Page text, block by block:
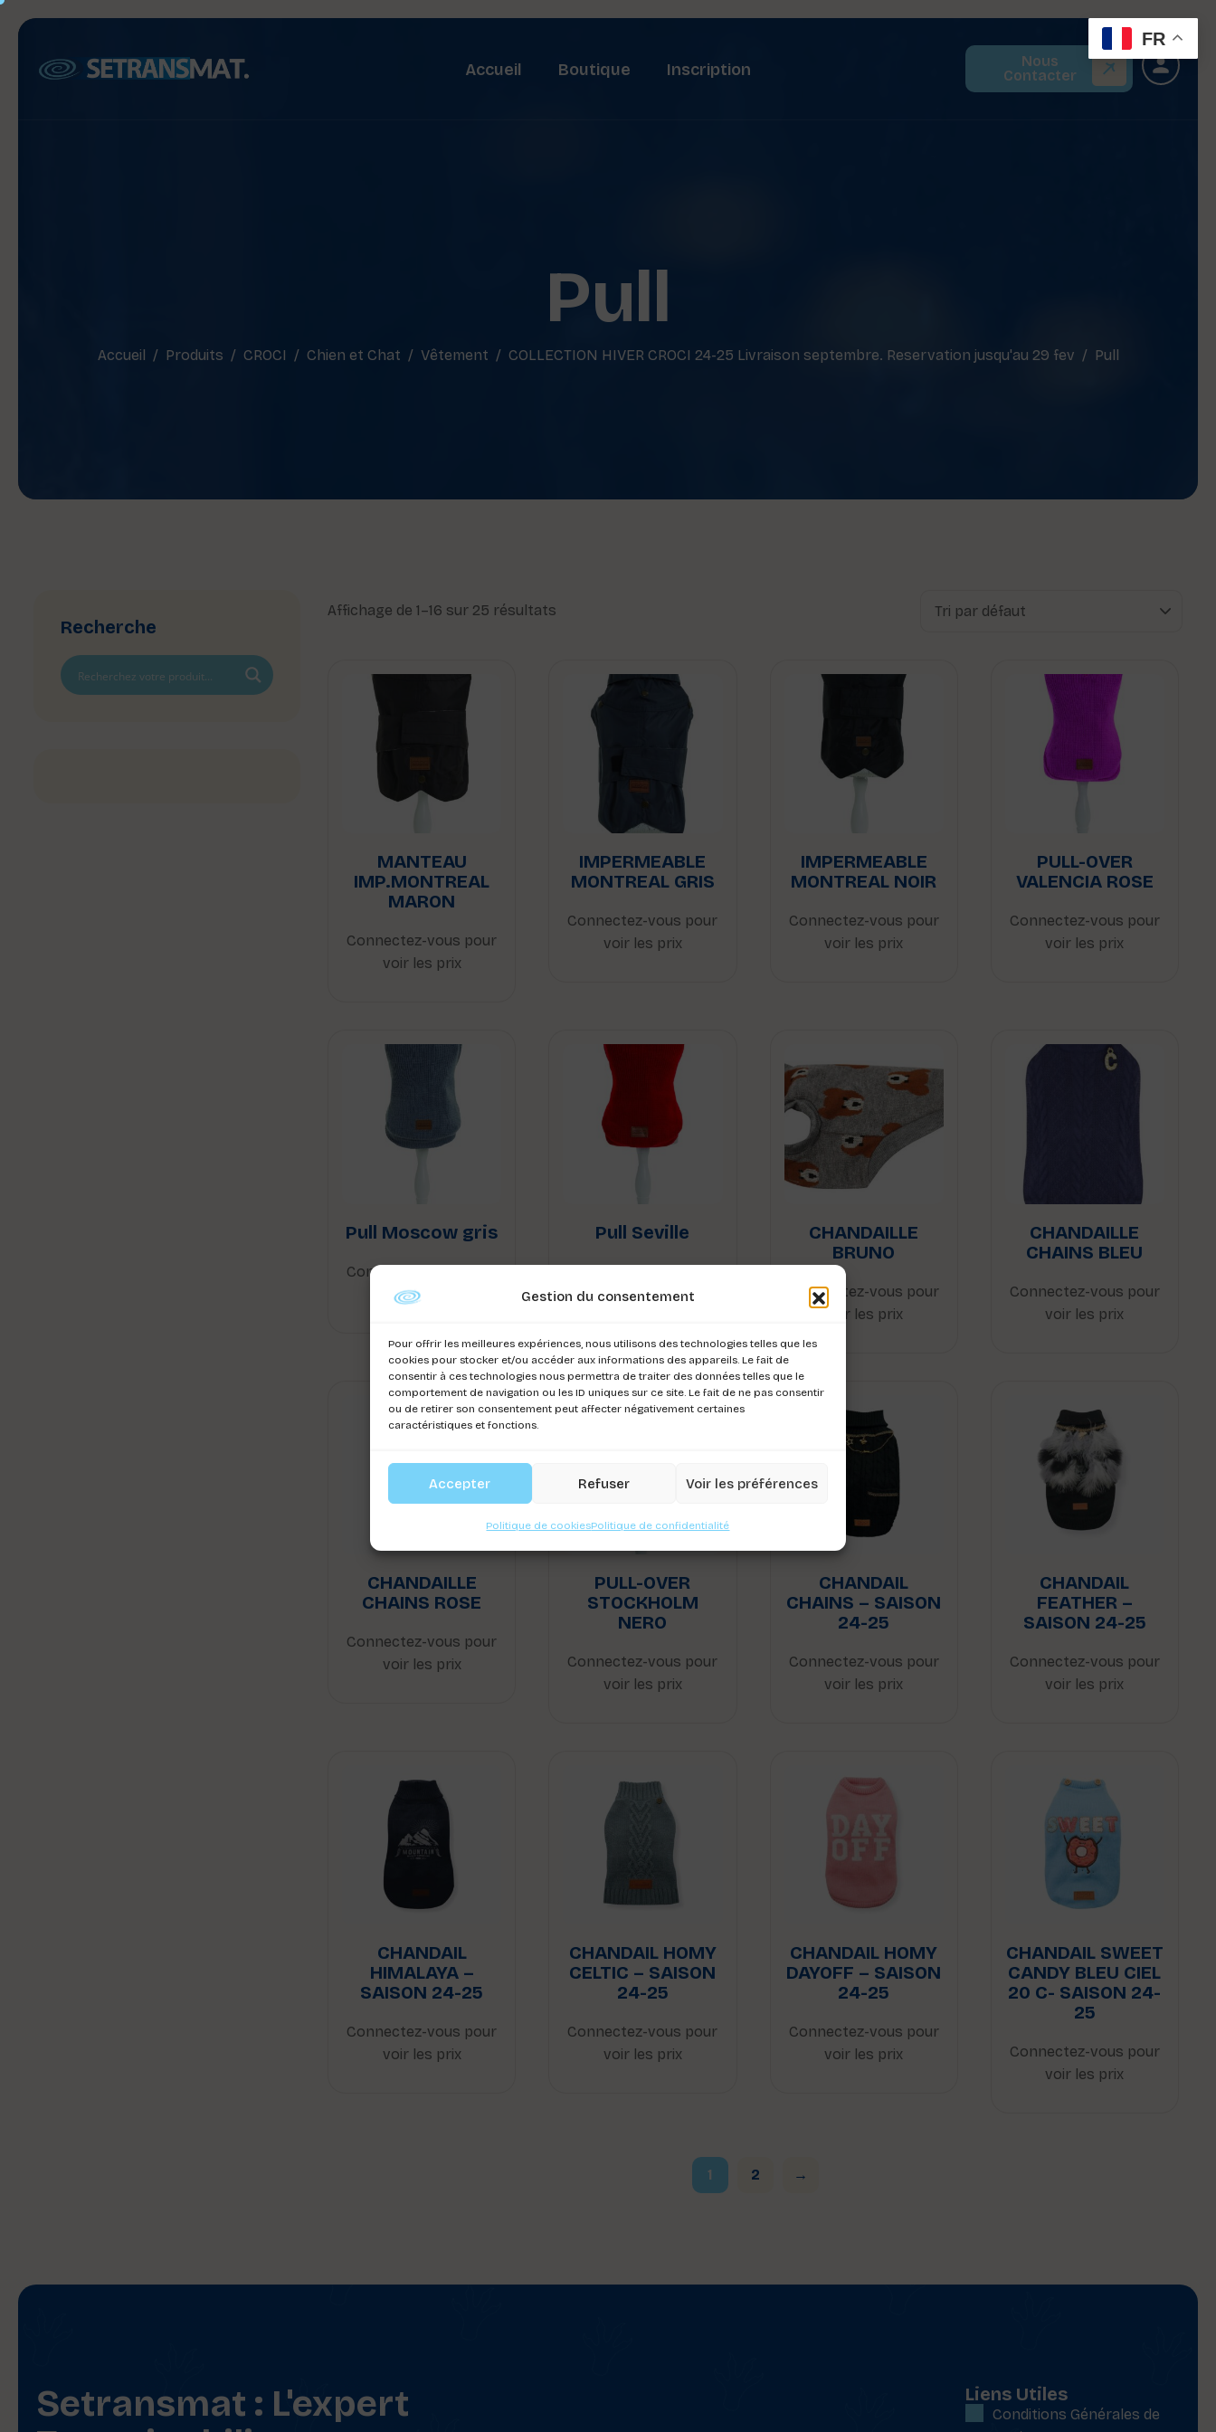
Gestion du consentement
Pour offrir les meilleures expériences, nous utilisons des technologies telles que les
cookies pour stocker et/ou accéder aux informations des appareils. Le fait de
consentir à ces technologies nous permettra de traiter des données telles que le
comportement de navigation ou les ID uniques sur ce site. Le fait de ne pas consentir
ou de retirer son consentement peut affecter négativement certaines
caractéristiques et fonctions.
Accepter Refuser Voir les préférences
Politique de cookiesPolitique de confidentialité
Accueil Boutique Inscription
Nous
Contacter
Pull
Accueil Produits CROCI Chien et Chat Vêtement COLLECTION HIVER CROCI 24-25 Livraison septembre. Reservation jusqu'au 29 fev Pull
Recherche
Affichage de 1–16 sur 25 résultats
MANTEAU
IMP.MONTREAL
MARON
Connectez-vous pour
voir les prix
IMPERMEABLE
MONTREAL GRIS
Connectez-vous pour
voir les prix
IMPERMEABLE
MONTREAL NOIR
Connectez-vous pour
voir les prix
PULL-OVER
VALENCIA ROSE
Connectez-vous pour
voir les prix
Pull Moscow gris
Connectez-vous pour
voir les prix
Pull Seville
voir les prix
CHANDAILLE
BRUNO
Connectez-vous pour
voir les prix
CHANDAILLE
CHAINS BLEU
Connectez-vous pour
voir les prix
CHANDAILLE
CHAINS ROSE
Connectez-vous pour
voir les prix
PULL-OVER
STOCKHOLM
NERO
Connectez-vous pour
voir les prix
CHANDAIL
CHAINS – SAISON
24-25
Connectez-vous pour
voir les prix
CHANDAIL
FEATHER –
SAISON 24-25
Connectez-vous pour
voir les prix
CHANDAIL
HIMALAYA –
SAISON 24-25
Connectez-vous pour
voir les prix
CHANDAIL HOMY
CELTIC – SAISON
24-25
Connectez-vous pour
voir les prix
CHANDAIL HOMY
DAYOFF – SAISON
24-25
Connectez-vous pour
voir les prix
CHANDAIL SWEET
CANDY BLEU CIEL
20 C- SAISON 24-
25
Connectez-vous pour
voir les prix
1 2 →
Setransmat : L'expert
Liens Utiles
Conditions Générales de
FR